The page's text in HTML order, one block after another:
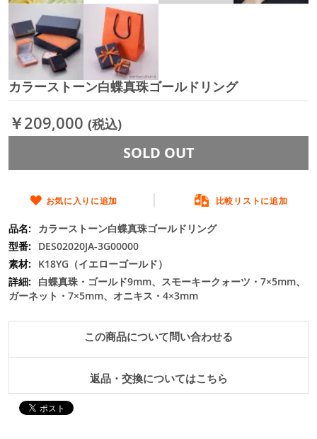
イ
メ
ー
ジ
ラ
最
初
に
移
動
す
カラーストーン白蝶真珠ゴールドリング
￥209,000 (税込)
SOLD OUT
お気に入りに追加 比較リストに追加
カラーストーン白蝶真珠ゴールドリング
DES02020JA-3G00000
K18YG（イエローゴールド）
白蝶真珠・ゴールド9mm、スモーキークォーツ・7×5mm、
ガーネット・7×5mm、オニキス・4×3mm
この商品について問い合わせる
返品・交換についてはこちら